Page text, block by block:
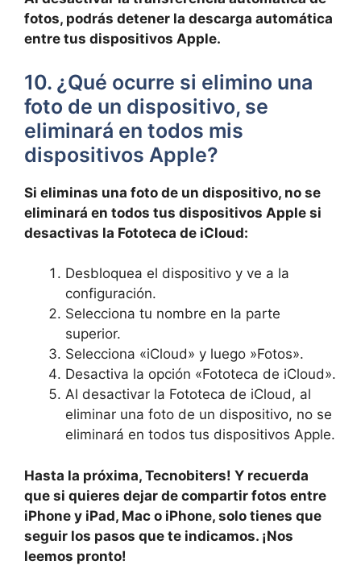
fotos, ⁢podrás detener la descarga automática
entre ‍tus dispositivos Apple.
10. ¿Qué ocurre si elimino una
foto de un dispositivo, se⁣
eliminará en todos mis
dispositivos Apple?
Si eliminas una foto de un dispositivo, no⁢ se ​
eliminará en todos tus dispositivos Apple si
desactivas la Fototeca ⁣de ⁢iCloud:
Desbloquea el dispositivo y ve a la
configuración.
Selecciona tu⁤ nombre en la parte
superior.
Selecciona «iCloud» y luego ‌»Fotos».
Desactiva la opción «Fototeca de iCloud».
Al desactivar la Fototeca de iCloud, al
eliminar una foto ⁢de un dispositivo, ​no se
eliminará en⁢ todos tus ‌dispositivos ‌Apple.
Hasta la próxima, ⁣Tecnobiters! Y recuerda
que si quieres dejar de⁤ compartir fotos entre
iPhone y iPad, Mac o iPhone, solo tienes que
seguir los pasos​ que te indicamos. ¡Nos
leemos pronto!